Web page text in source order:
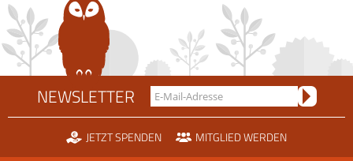
NEWSLETTER
JETZT SPENDEN MITGLIED WERDEN